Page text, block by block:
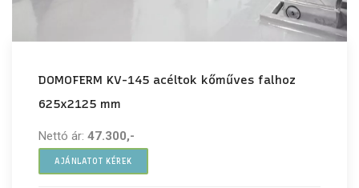
DOMOFERM KV-145 acéltok kőműves falhoz
625x2125 mm
Nettó ár: 47.300,-
AJÁNLATOT KÉREK